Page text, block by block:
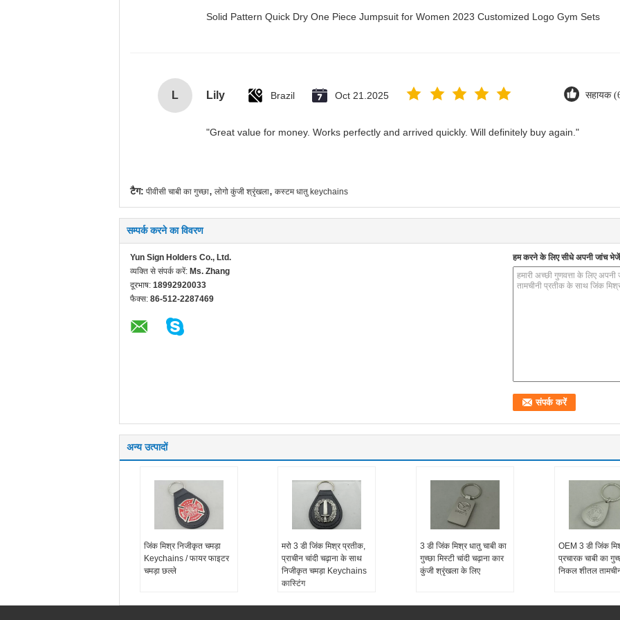
Solid Pattern Quick Dry One Piece Jumpsuit for Women 2023 Customized Logo Gym Sets
L Lily Brazil Oct 21.2025 सहायक
"Great value for money. Works perfectly and arrived quickly. Will definitely buy again."
टैग: पीवीसी चाबी का गुच्छा, लोगो कुंजी श्रृंखला, कस्टम धातु keychains
सम्पर्क करने का विवरण
Yun Sign Holders Co., Ltd.
व्यक्ति से संपर्क करें: Ms. Zhang
दूरभाष: 18992920033
फैक्स: 86-512-2287469
हम करने के लिए सीधे अपनी जांच भेजें
अन्य उत्पादों
जिंक मिश्र निजीकृत चमड़ा
Keychains / फायर फाइटर
चमड़ा छल्ले
मरो 3 डी जिंक मिश्र प्रतीक,
प्राचीन चांदी चढ़ाना के साथ
निजीकृत चमड़ा Keychains
कास्टिंग
3 डी जिंक मिश्र धातु चाबी का
गुच्छा मिस्टी चांदी चढ़ाना कार
कुंजी श्रृंखला के लिए
OEM 3 डी जिंक
प्रचारक चाबी का
निकल शीतल